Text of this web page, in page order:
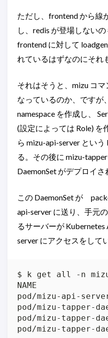
ただし、frontend から線
し、redis が登場しないの
frontend に対して
れているはずなのにそれ
それはそうと、mizu コマ
なっているのか、ですが
namespace を作成し、
(設定によっては Role)
ら mizu-api-server という
る。その後に mizu-
DaemonSet がデプロイさ
この DaemonSet が
api-server に送り、手元
るサーバーが Kubernetes
server にアクセスをして
$ k get all -n
NAME
pod/mizu-api-
pod/mizu-tapper-
pod/mizu-tapper-
pod/mizu-tapper-